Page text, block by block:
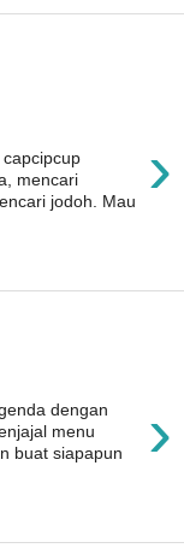
›
mencari
jodoh. Mau
›
dengan
menu
buat siapapun